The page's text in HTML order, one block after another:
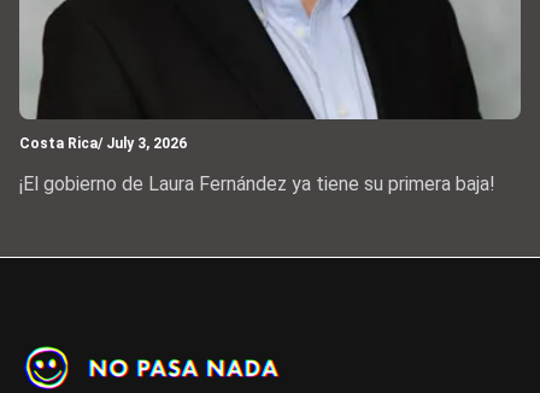
Costa Rica/ July 3, 2026
¡El gobierno de Laura Fernández ya tiene su primera baja!